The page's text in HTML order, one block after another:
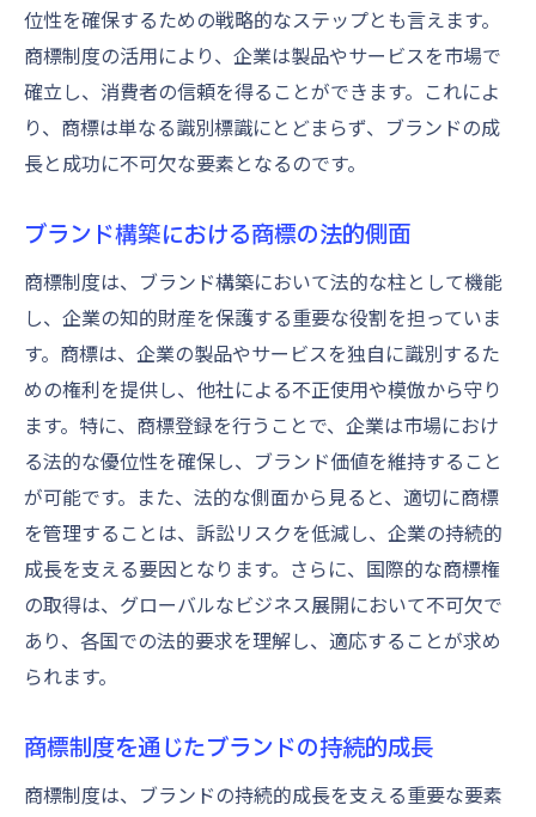
位性を確保するための戦略的なステップとも言えます。
商標制度の活用により、企業は製品やサービスを市場で
確立し、消費者の信頼を得ることができます。これによ
り、商標は単なる識別標識にとどまらず、ブランドの成
長と成功に不可欠な要素となるのです。
ブランド構築における商標の法的側面
商標制度は、ブランド構築において法的な柱として機能
し、企業の知的財産を保護する重要な役割を担っていま
す。商標は、企業の製品やサービスを独自に識別するた
めの権利を提供し、他社による不正使用や模倣から守り
ます。特に、商標登録を行うことで、企業は市場におけ
る法的な優位性を確保し、ブランド価値を維持すること
が可能です。また、法的な側面から見ると、適切に商標
を管理することは、訴訟リスクを低減し、企業の持続的
成長を支える要因となります。さらに、国際的な商標権
の取得は、グローバルなビジネス展開において不可欠で
あり、各国での法的要求を理解し、適応することが求め
られます。
商標制度を通じたブランドの持続的成長
商標制度は、ブランドの持続的成長を支える重要な要素